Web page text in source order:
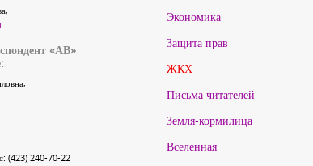
«АВ»
(423) 240-70-22
Экономика
Защита прав
ЖКХ
Письма читателей
Земля-кормилица
Вселенная